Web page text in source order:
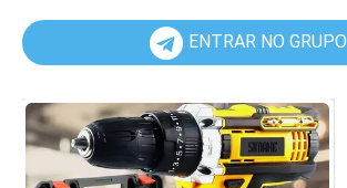
ENTRAR NO GRUPO